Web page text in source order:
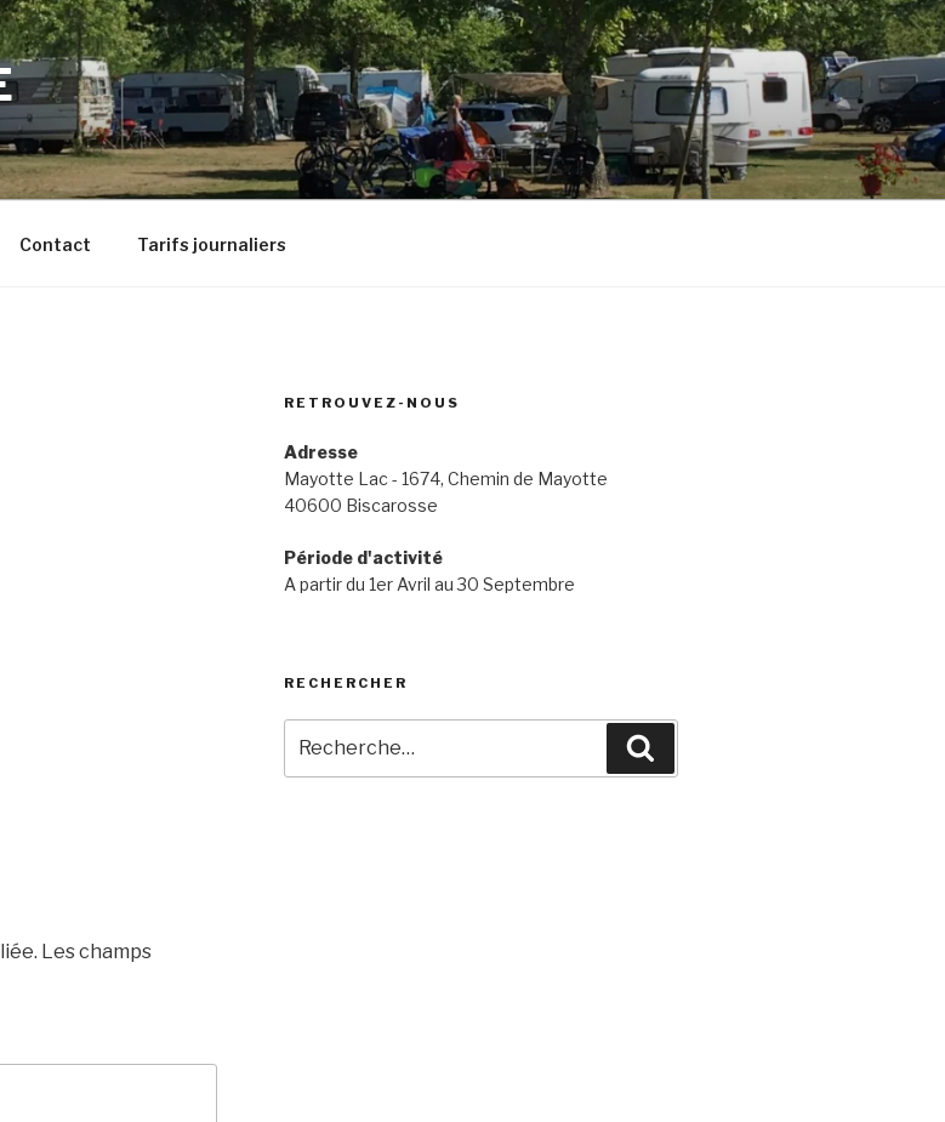
Contact Tarifs journaliers
Les champs
RETROUVEZ-NOUS
Adresse
Mayotte Lac - 1674, Chemin de Mayotte
40600 Biscarosse
Période d'activité
A partir du 1er Avril au 30 Septembre
RECHERCHER
pour
: